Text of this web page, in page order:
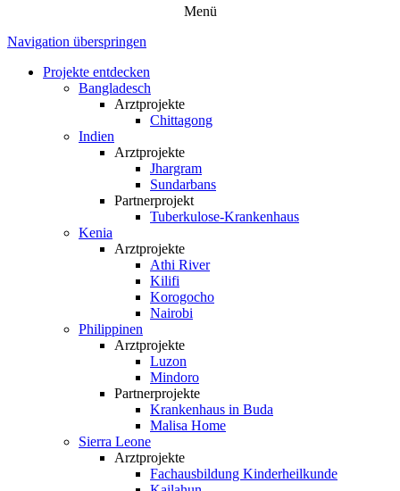
Menü
Navigation überspringen
Projekte entdecken
Bangladesch
Arztprojekte
Chittagong
Indien
Arztprojekte
Jhargram
Sundarbans
Partnerprojekt
Tuberkulose-Krankenhaus
Kenia
Arztprojekte
Athi River
Kilifi
Korogocho
Nairobi
Philippinen
Arztprojekte
Luzon
Mindoro
Partnerprojekte
Krankenhaus in Buda
Malisa Home
Sierra Leone
Arztprojekte
Fachausbildung Kinderheilkunde